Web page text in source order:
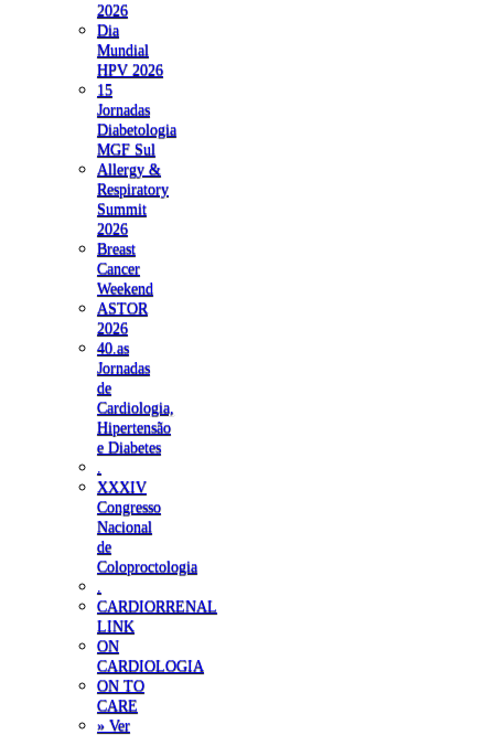
2026
Dia
Mundial
HPV 2026
15
Jornadas
Diabetologia
MGF Sul
Allergy &
Respiratory
Summit
2026
Breast
Cancer
Weekend
ASTOR
2026
40.as
Jornadas
de
Cardiologia,
Hipertensão
e Diabetes
XXXIV
Congresso
Nacional
de
Coloproctologia
CARDIORRENAL
LINK
ON
CARDIOLOGIA
ON TO
CARE
» Ver